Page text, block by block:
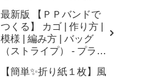
最新版 【ＰＰバンドで
つくる】 カゴ | 作り方 |
模様 | 編み方 | バッグ
（ストライプ） - プラカ
【簡単✨折り紙１枚】風